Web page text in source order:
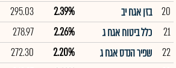
20
בזן אגח יב 2.39%
295.03
21
כלל ביטוח אגח ג 2.26%
278.97
22
שפיר הנדס אגח ג 2.20%
272.30